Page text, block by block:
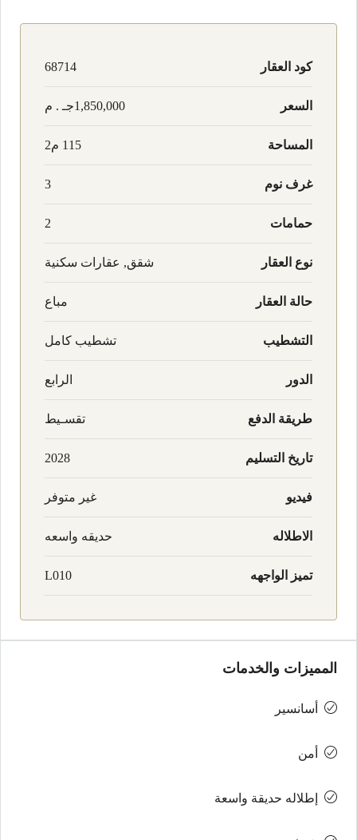
كود العقار 68714
السعر 1,850,000جـ . م
المساحة 115 م2
غرف نوم 3
حمامات 2
نوع العقار شقق, عقارات سكنية
حالة العقار مباع
التشطيب تشطيب كامل
الدور الرابع
طريقة الدفع تقسـيط
تاريخ التسليم 2028
فيديو غير متوفر
الاطلاله حديقه واسعه
تميز الواجهه L010
المميزات والخدمات
أسانسير
أمن
إطلاله حديقة واسعة